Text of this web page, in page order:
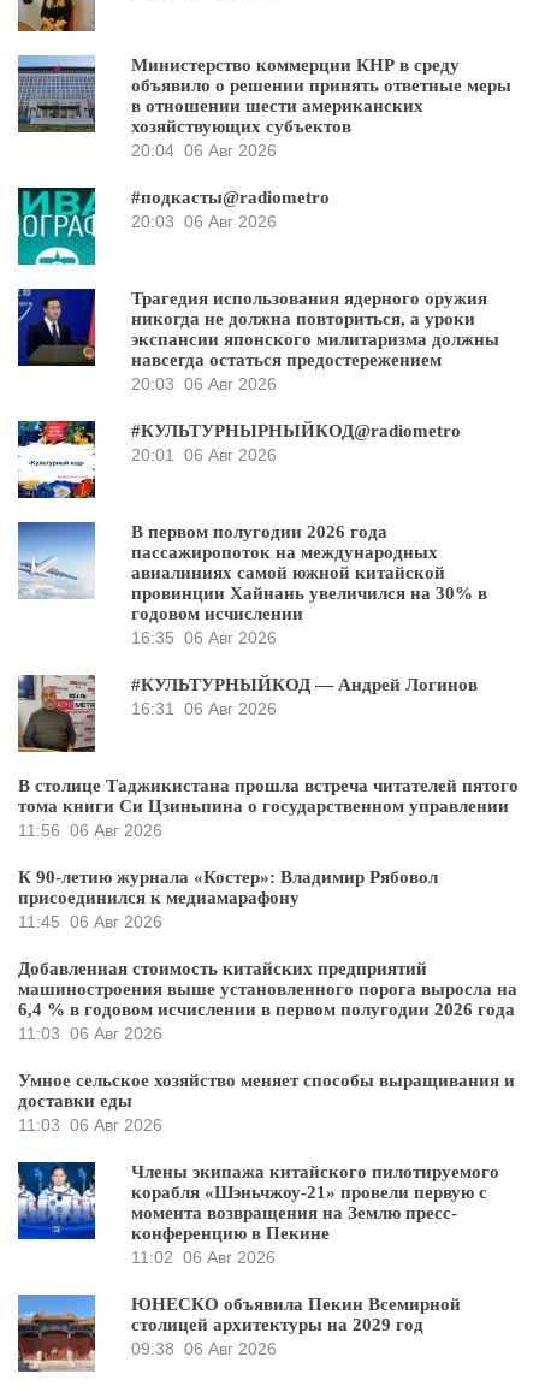
Министерство коммерции КНР в среду
объявило о решении принять ответные меры
в отношении шести американских
хозяйствующих субъектов
20:04 06 Авг 2026
#подкасты@radiometro
20:03 06 Авг 2026
Трагедия использования ядерного оружия
никогда не должна повториться, а уроки
экспансии японского милитаризма должны
навсегда остаться предостережением
20:03 06 Авг 2026
#КУЛЬТУРНЫРНЫЙКОД@radiometro
20:01 06 Авг 2026
В первом полугодии 2026 года
пассажиропоток на международных
авиалиниях самой южной китайской
провинции Хайнань увеличился на 30% в
годовом исчислении
16:35 06 Авг 2026
#КУЛЬТУРНЫЙКОД — Андрей Логинов
16:31 06 Авг 2026
В столице Таджикистана прошла встреча читателей пятого
тома книги Си Цзиньпина о государственном управлении
11:56 06 Авг 2026
К 90-летию журнала «Костер»: Владимир Рябовол
присоединился к медиамарафону
11:45 06 Авг 2026
Добавленная стоимость китайских предприятий
машиностроения выше установленного порога выросла на
6,4 % в годовом исчислении в первом полугодии 2026 года
11:03 06 Авг 2026
Умное сельское хозяйство меняет способы выращивания и
доставки еды
11:03 06 Авг 2026
Члены экипажа китайского пилотируемого
корабля «Шэньчжоу-21» провели первую с
момента возвращения на Землю пресс-
конференцию в Пекине
11:02 06 Авг 2026
ЮНЕСКО объявила Пекин Всемирной
столицей архитектуры на 2029 год
09:38 06 Авг 2026